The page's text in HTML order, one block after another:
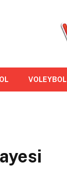
VOLEYBOL